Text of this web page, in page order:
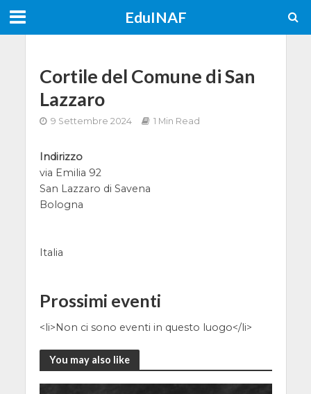
EduINAF
Cortile del Comune di San
Lazzaro
9 Settembre 2024 1 Min Read
Indirizzo
via Emilia 92
San Lazzaro di Savena
Bologna
Italia
Prossimi eventi
<li>Non ci sono eventi in questo luogo</li>
You may also like